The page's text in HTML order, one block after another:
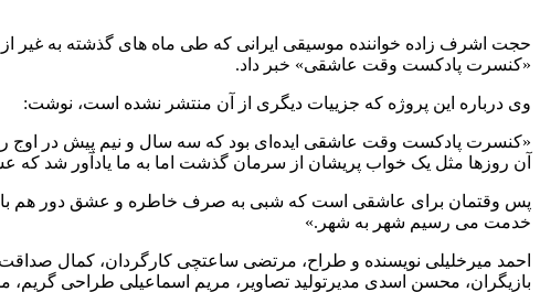
حجت اشرف زاده خواننده موسیقی ایرانی که طی ماه های گذشته به غیر از
«کنسرت پادکست وقت عاشقی» خبر داد.
وی درباره این پروژه که جزییات دیگری از آن منتشر نشده است، نوشت:
«کنسرت پادکست وقت عاشقی ایده‌ای بود که سه سال و نیم پیش در اوج
آن روزها مثل یک خواب پریشان از سرمان گذشت اما به ما یادآور شد
پس وقتمان برای عاشقی است که شبی به صرف خاطره و عشق دور هم
خدمت می رسیم شهر به شهر.»
احمد میرخلیلی نویسنده و طراح، مرتضی ساعتچی کارگردان، کمال
بازیگران، محسن اسدی مدیرتولید تصاویر، مریم اسماعیلی طراحی